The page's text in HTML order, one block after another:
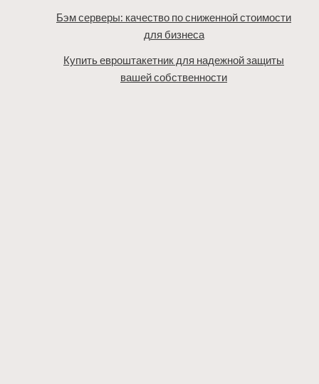
Бэм серверы: качество по сниженной стоимости
для бизнеса
Купить евроштакетник для надежной защиты
вашей собственности